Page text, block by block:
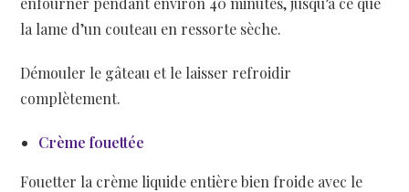
la lame d’un couteau en ressorte sèche.
Démouler le gâteau et le laisser refroidir
complètement.
Crème fouettée
Fouetter la crème liquide entière bien froide avec le